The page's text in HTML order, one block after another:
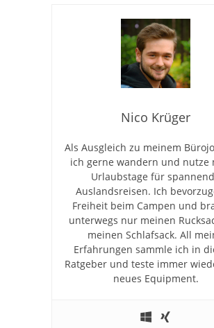
Nico Krüger
Als Ausgleich zu meinem
ich gerne wandern und nutze
Urlaubstage für
Auslandsreisen. Ich
Freiheit beim Campen und
unterwegs nur meinen
meinen Schlafsack. All
Erfahrungen sammle ich in
Ratgeber und teste immer
neues Equipment.